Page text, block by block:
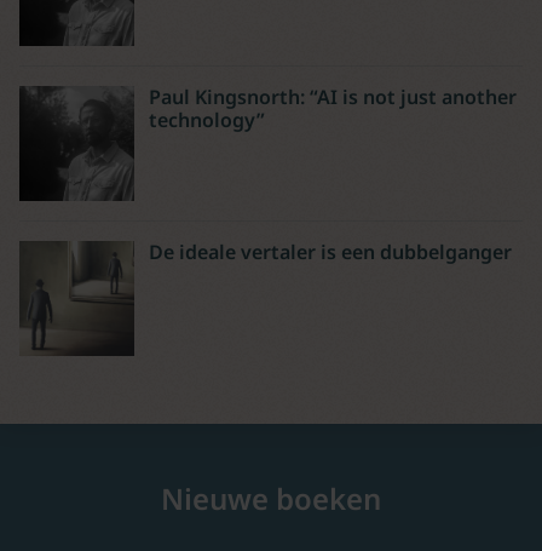
Paul Kingsnorth: “AI is not just another
technology”
De ideale vertaler is een dubbelganger
Nieuwe boeken